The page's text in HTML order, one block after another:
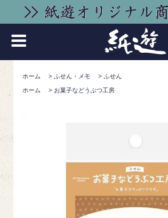
ホーム > ふせん・メモ > ふせん
ホーム > お菓子などうぶつ工房